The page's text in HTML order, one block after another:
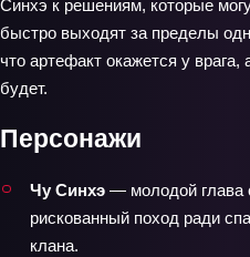
Синхэ к решениям, которые
быстро выходят за пределы
что артефакт окажется у
будет.
Персонажи
Чу Синхэ — молодой глава
рискованный поход ради
клана.